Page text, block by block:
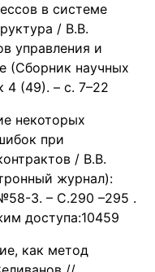
в системе
/ В.В.
управления и
(Сборник научных
4 (49). – с. 7–22
некоторых
при
/ В.В.
журнал):
3. – С.290 –295 .
доступа:10459
как метод